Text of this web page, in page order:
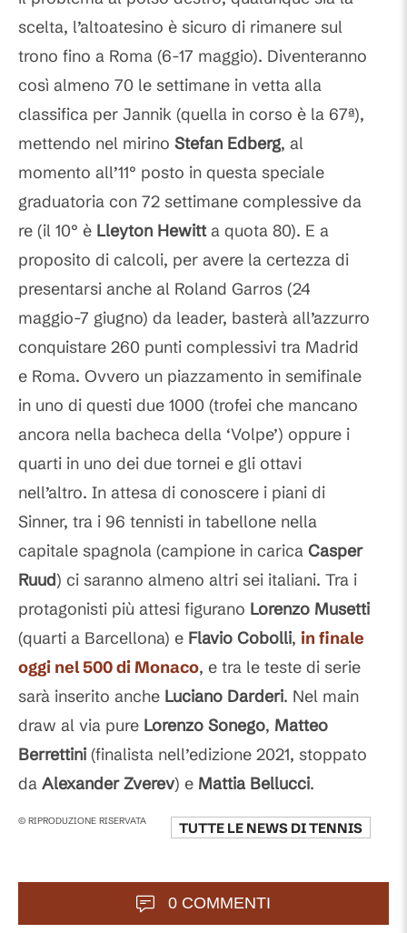
scelta, l’altoatesino è sicuro di rimanere sul
trono fino a Roma (6-17 maggio). Diventeranno
così almeno 70 le settimane in vetta alla
classifica per Jannik (quella in corso è la 67ª),
mettendo nel mirino Stefan Edberg, al
momento all’11° posto in questa speciale
graduatoria con 72 settimane complessive da
re (il 10° è Lleyton Hewitta quota 80). E a
proposito di calcoli, per avere la certezza di
presentarsi anche al Roland Garros (24
maggio-7 giugno) da leader, basterà all’azzurro
conquistare 260 punti complessivi tra Madrid
e Roma. Ovvero un piazzamento in semifinale
in uno di questi due 1000 (trofei che mancano
ancora nella bacheca della ‘Volpe’) oppure i
quarti in uno dei due tornei e gli ottavi
nell’altro. In attesa di conoscere i piani di
Sinner, tra i 96 tennisti in tabellone nella
capitale spagnola (campione in carica Casper
Ruud) ci saranno almeno altri sei italiani. Tra i
protagonisti più attesi figurano Lorenzo Musetti
(quarti a Barcellona) e Flavio Cobolli, in finale
oggi nel 500 di Monaco, e tra le teste di serie
sarà inserito anche Luciano Darderi. Nel main
draw al via pure Lorenzo Sonego, Matteo
Berrettini (finalista nell’edizione 2021, stoppato
da Alexander Zverev) e Mattia Bellucci.
© RIPRODUZIONE RISERVATA TUTTE LE NEWS DITENNIS
0 COMMENTI